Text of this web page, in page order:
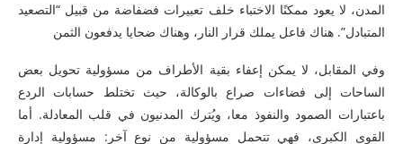
المدن، لا يعود ممكنًا الاختباء خلف تعبيرات فضفاضة من قبيل “التصعيد
المتبادل”. هناك فاعل يملك قرار النار، وهناك ضحايا يدفعون الثمن
وفي المقابل، لا يمكن إعفاء بقية الأطراف من مسؤولية تحويل بعض
الساحات إلى فضاءات صراع بالوكالة، حيث تختلط حسابات الردع
باعتبارات الصمود والنفوذ معا، ويُترك المدنيون في قلب المعادلة. أما
القوى الكبرى، فهي تتحمل مسؤولية من نوع آخر: مسؤولية إدارة